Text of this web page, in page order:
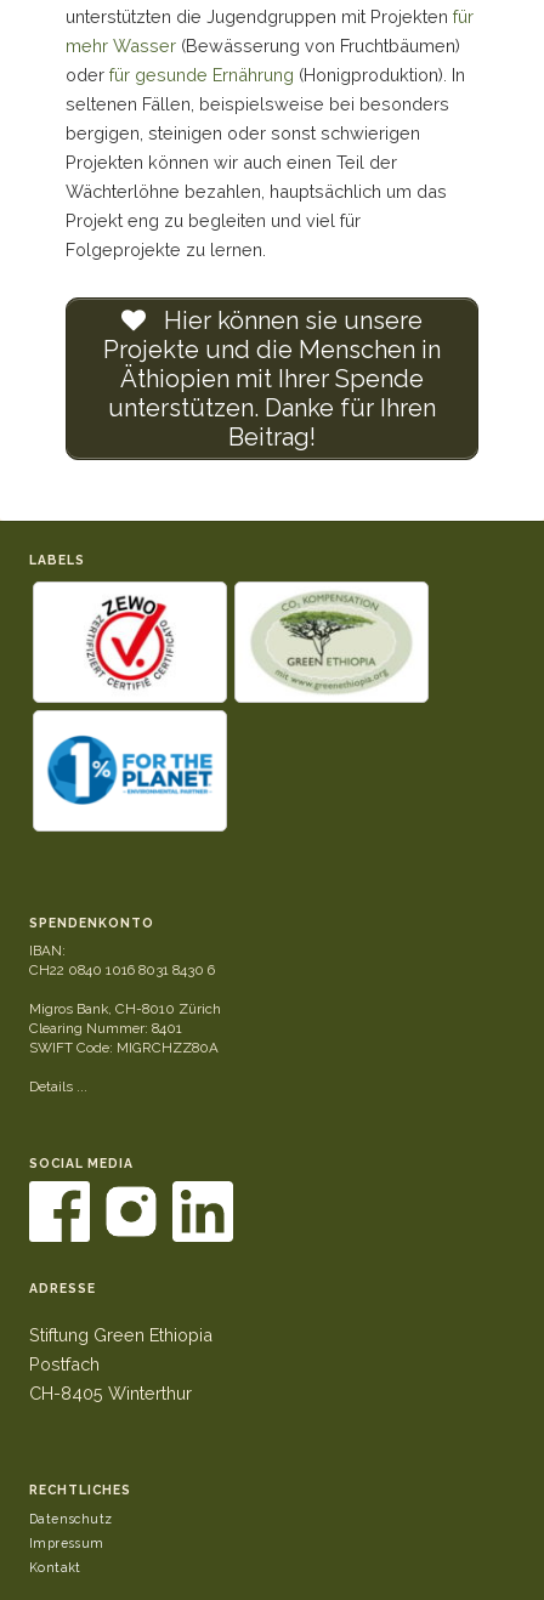
unterstützten die Jugendgruppen mit Projekten für
mehr Wasser(Bewässerung von Fruchtbäumen)
oder für gesunde Ernährung (Honigproduktion). In
seltenen Fällen, beispielsweise bei besonders
bergigen, steinigen oder sonst schwierigen
Projekten können wir auch einen Teil der
Wächterlöhne bezahlen, hauptsächlich um das
Projekt eng zu begleiten und viel für
Folgeprojekte zu lernen.
Hier können sie unsere
Projekte und die Menschen in
Äthiopien mit Ihrer Spende
unterstützen. Danke für Ihren
Beitrag!
LABELS
SPENDENKONTO
IBAN:
CH22 0840 1016 8031 8430 6
Migros Bank, CH-8010 Zürich
Clearing Nummer: 8401
SWIFT Code: MIGRCHZZ80A
Details ...
SOCIAL MEDIA
ADRESSE
Stiftung Green Ethiopia
Postfach
CH-8405 Winterthur
RECHTLICHES
Datenschutz
Impressum
Kontakt